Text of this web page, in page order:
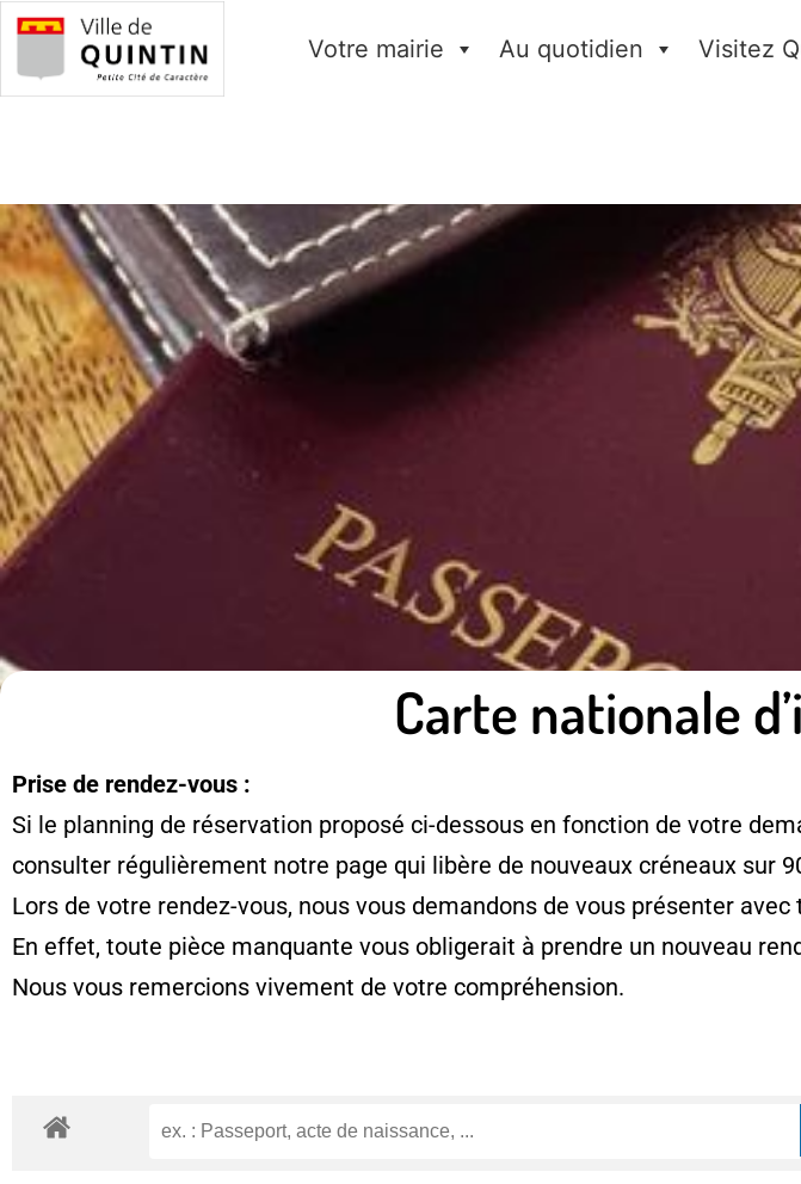
Votre mairie Au quotidien Visitez
Carte nationale
Prise de rendez-vous :
Si le planning de réservation proposé ci-dessous en fonction de votre
consulter régulièrement notre page qui libère de nouveaux créneaux sur
Lors de votre rendez-vous, nous vous demandons de vous présenter
En effet, toute pièce manquante vous obligerait à prendre un nouveau
Nous vous remercions vivement de votre compréhension.